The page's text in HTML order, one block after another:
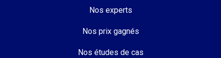
Nos experts
Nos prix gagnés
Nos études de cas